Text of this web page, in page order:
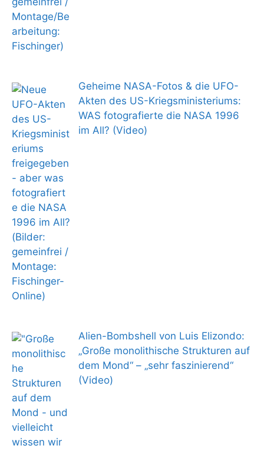
Geheime NASA-Fotos & die UFO-
Akten des US-Kriegsministeriums:
WAS fotografierte die NASA 1996
im All? (Video)
Alien-Bombshell von Luis Elizondo:
„Große monolithische Strukturen auf
dem Mond“ – „sehr faszinierend“
(Video)